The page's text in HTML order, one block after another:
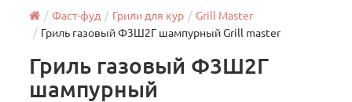
Фаст-фуд Грили для кур
Grill Master
Гриль газовый Ф3Ш2Г шампурный Grill master
Гриль газовый Ф3Ш2Г
шампурный